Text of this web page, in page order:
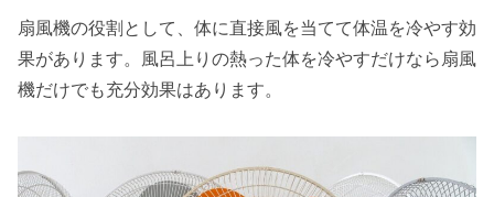
扇風機の役割として、体に直接風を当てて体温を冷やす効
果があります。風呂上りの熱った体を冷やすだけなら扇風
機だけでも充分効果はあります。